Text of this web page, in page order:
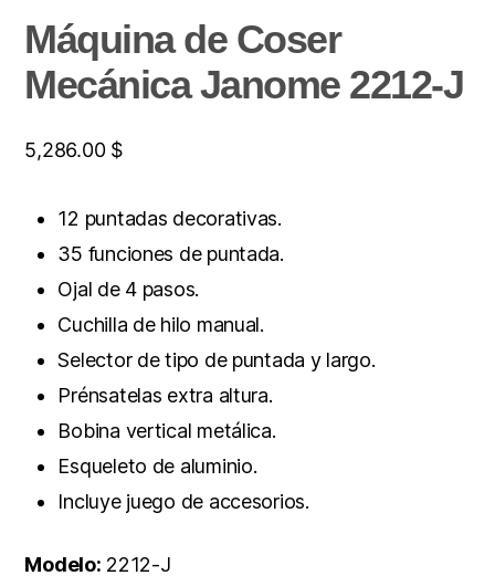
Máquina de Coser
Mecánica Janome 2212-J
5,286.00 $
12 puntadas decorativas.
35 funciones de puntada.
Ojal de 4 pasos.
Cuchilla de hilo manual.
Selector de tipo de puntada y largo.
Prénsatelas extra altura.
Bobina vertical metálica.
Esqueleto de aluminio.
Incluye juego de accesorios.
Modelo: 2212-J